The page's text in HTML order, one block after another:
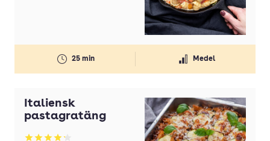
25 min Medel
Italiensk
pastagratäng